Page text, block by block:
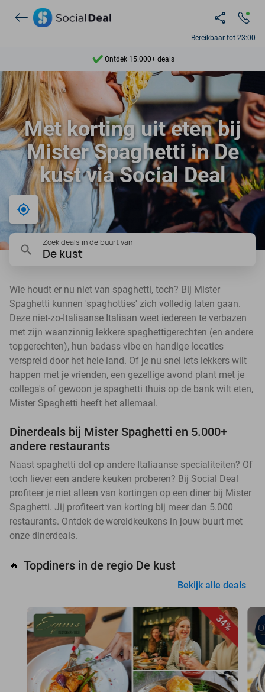
Bereikbaar tot 23:00
Ontdek 15.000+ deals
7 dagen per week beschikbaar
10+ miljoen leden
9,4
Ontdek 15.000+ deals
Met korting uit eten bij
Mister Spaghetti in De
kust via Social Deal
Bij mij in de buurt
Zoek deals in de buurt van
De kust
Wie houdt er nu niet van spaghetti, toch? Bij Mister
Spaghetti kunnen 'spaghotties' zich volledig laten gaan.
Deze niet-zo-Italiaanse Italiaan weet iedereen te verbazen
met zijn waanzinnig lekkere spaghettigerechten (en andere
topgerechten), hun badass vibe en handige locaties
verspreid door het hele land. Of je nu snel iets lekkers wilt
happen met je vrienden, een gezellige avond plant met je
collega's of gewoon je spaghetti thuis op de bank wilt eten,
Mister Spaghetti heeft het allemaal.
Dinerdeals bij Mister Spaghetti en 5.000+
andere restaurants
Naast spaghetti dol op andere Italiaanse specialiteiten? Of
toch liever een andere keuken proberen? Bij Social Deal
profiteer je niet alleen van kortingen op een diner bij Mister
Spaghetti. Jij profiteert van korting bij meer dan 5.000
restaurants. Ontdek de wereldkeukens in jouw buurt met
onze dinerdeals.
🔥 Topdiners in de regio De kust
Bekijk alle deals
34%